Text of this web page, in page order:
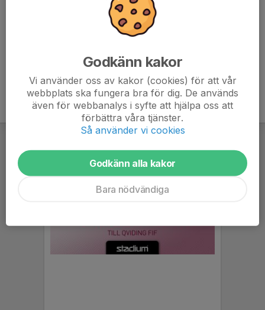
Godkänn kakor
Vi använder oss av kakor (cookies) för att vår
webbplats ska fungera bra för dig. De används
även för webbanalys i syfte att hjälpa oss att
förbättra våra tjänster.
Så använder vi cookies
Godkänn alla kakor
Bara nödvändiga